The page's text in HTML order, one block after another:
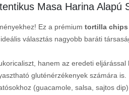
Masa Harina Alapú
Ez a prémium tortilla chips
ideális választás nagyobb baráti
hanem az eredeti
gluténérzékenyek számára is.
(guacamole, salsa, sajtos